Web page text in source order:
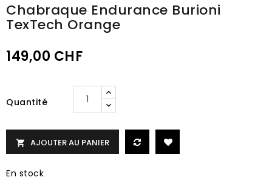
Chabraque Endurance Burioni
TexTech Orange
149,00 CHF
Quantité
 AJOUTER AU PANIER
En stock